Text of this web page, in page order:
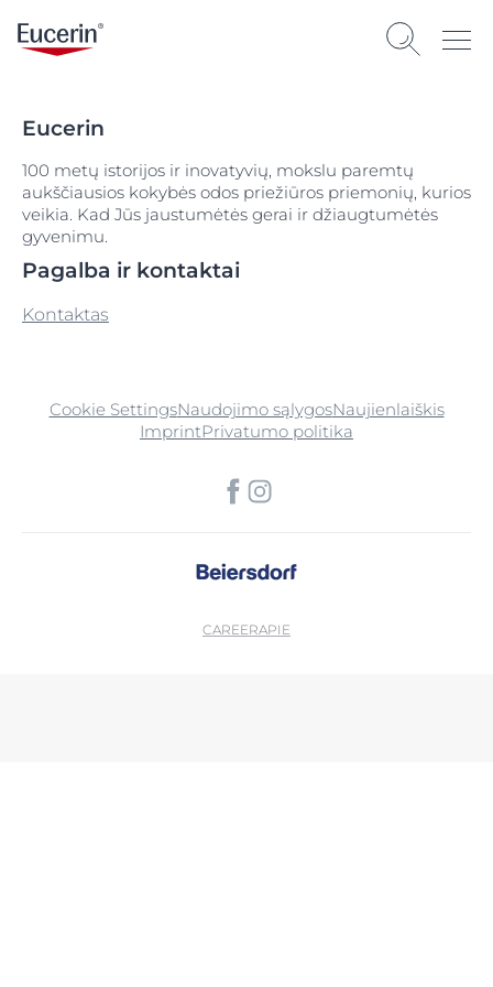
Eucerin
100 metų istorijos ir inovatyvių, mokslu paremtų
aukščiausios kokybės odos priežiūros priemonių, kurios
veikia. Kad Jūs jaustumėtės gerai ir džiaugtumėtės
gyvenimu.
Pagalba ir kontaktai
Kontaktas
Cookie SettingsNaudojimo sąlygosNaujienlaiškis
ImprintPrivatumo politika
CAREERAPIE